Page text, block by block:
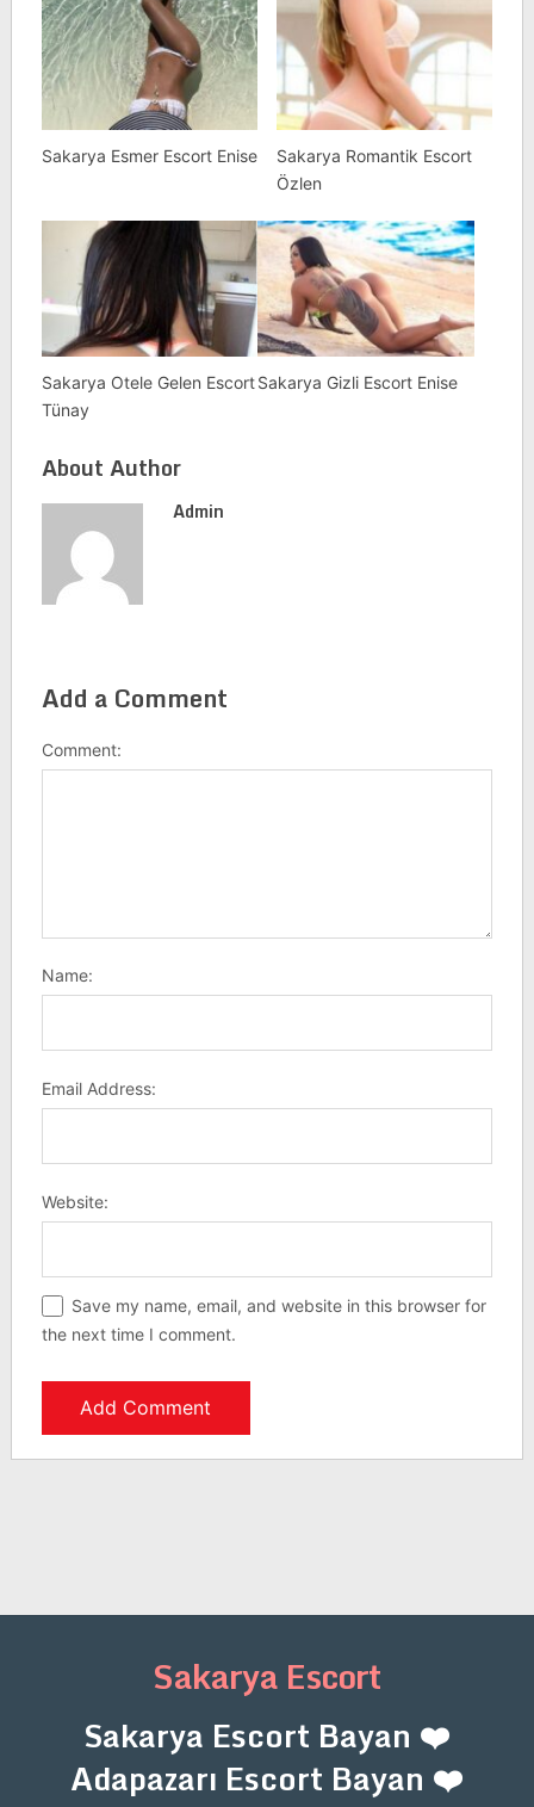
Sakarya Esmer Escort Enise
Sakarya Romantik Escort
Özlen
Sakarya Otele Gelen Escort
Tünay
Sakarya Gizli Escort Enise
About Author
Admin
Add a Comment
Comment:
Name:
Email Address:
Website:
Save my name, email, and website in this browser for
the next time I comment.
Sakarya Escort
Sakarya Escort Bayan ❤️
Adapazarı Escort Bayan ❤️